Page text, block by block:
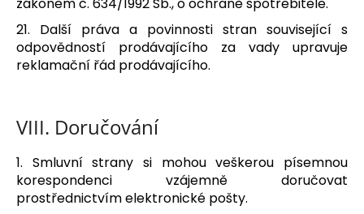
zákonem č. 634/1992 Sb., o ochraně spotřebitele.
21. Další práva a povinnosti stran související s
odpovědností prodávajícího za vady upravuje
reklamační řád prodávajícího.
VIII. Doručování
1. Smluvní strany si mohou veškerou písemnou
korespondenci vzájemně doručovat
prostřednictvím elektronické pošty.